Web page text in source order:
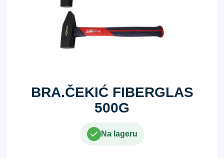
BRA.ČEKIĆ FIBERGLAS
500G
Na lageru